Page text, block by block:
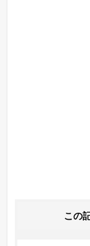
この